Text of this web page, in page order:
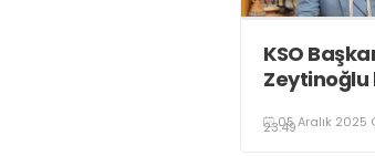
KSO
Zeytinoğlu
verilerini
05 Aralık 2025
23:49